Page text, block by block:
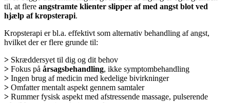
til, at flere angstramte klienter slipper af med angst blot ved
hjælp af kropsterapi.
Kropsterapi er bl.a. effektivt som alternativ behandling af angst,
hvilket der er flere grunde til:
> Skræddersyet til dig og dit behov
> Fokus på årsagsbehandling, ikke symptombehandling
> Ingen brug af medicin med kedelige bivirkninger
> Omfatter mentalt aspekt gennem samtaler
> Rummer fysisk aspekt med afstressende massage, pulserende